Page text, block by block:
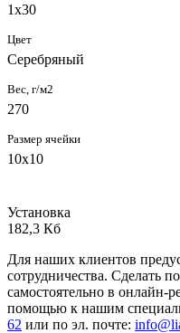
1х30
Цвет
Серебряный
Вес, г/м2
270
Размер ячейки
10х10
Установка
182,3 Кб
Для наших клиентов
сотрудничества. Сделать
самостоятельно в онлайн-
помощью к нашим
62 или по эл. почте: